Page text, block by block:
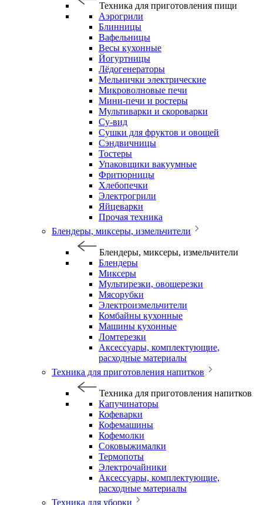
Техника для приготовления пищи
Аэрогрили
Блинницы
Вафельницы
Весы кухонные
Йогуртницы
Лёдогенераторы
Мельнички электрические
Микроволновые печи
Мини-печи и ростеры
Мультиварки и скороварки
Су-вид
Сушки для фруктов и овощей
Сэндвичницы
Тостеры
Упаковщики вакуумные
Фритюрницы
Хлебопечки
Электрогрили
Яйцеварки
Прочая техника
Блендеры, миксеры, измельчители
Блендеры, миксеры, измельчители
Блендеры
Миксеры
Мультирезки, овощерезки
Мясорубки
Электроизмельчители
Комбайны кухонные
Машины кухонные
Ломтерезки
Аксессуары, комплектующие,
расходные материалы
Техника для приготовления напитков
Техника для приготовления напитков
Капучинаторы
Кофеварки
Кофемашины
Кофемолки
Соковыжималки
Термопоты
Электрочайники
Аксессуары, комплектующие,
расходные материалы
Техника для уборки